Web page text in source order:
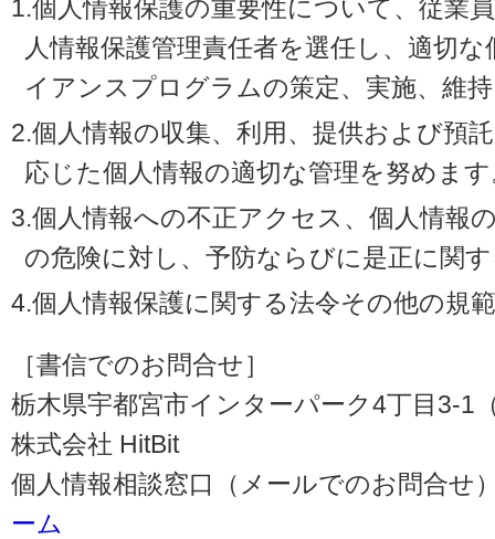
1.個人情報保護の重要性について、従業
人情報保護管理責任者を選任し、適切
イアンスプログラムの策定、実施、維
2.個人情報の収集、利用、提供および預
応じた個人情報の適切な管理を努めま
3.個人情報への不正アクセス、個人情報
の危険に対し、予防ならびに是正に関
4.個人情報保護に関する法令その他の規
［書信でのお問合せ］
栃木県宇都宮市インターパーク4丁目3-1
株式会社 HitBit
個人情報相談窓口（メールでのお問合せ
ーム